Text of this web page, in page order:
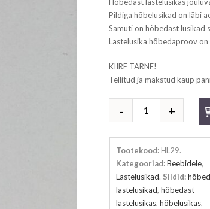
Pildiga hõbelusikad on läbi
Samuti on hõbedast lusikad
Lastelusika hõbedaproov on
KIIRE TARNE!
Tellitud ja makstud kaup
lastelusikas
Tootekood: HL29.
Kategooriad:Beebidele,
Lastelusikad. Sildid:
lastelusikad, hõbedast
lastelusikas, hõbelusikas,